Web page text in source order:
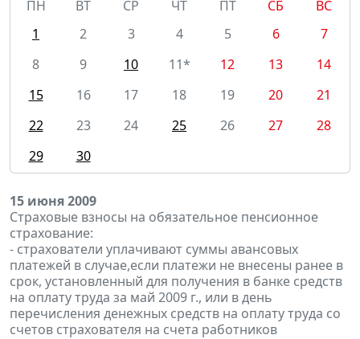
ПН
ВТ СР ЧТ ПТ СБ
ВС
1
2 3 4 5 6
7
8
9 10 11* 12 13
14
15
16 17 18 19 20
21
22
23 24 25 26 27
28
29
30
15 июня 2009
Страховые взносы на обязательное пенсионное
страхование:
- страхователи уплачивают суммы авансовых
платежей в случае,если платежи не внесены ранее в
срок, установленный для получения в банке средств
на оплату труда за май 2009 г., или в день
перечисления денежных средств на оплату труда со
счетов страхователя на счета работников